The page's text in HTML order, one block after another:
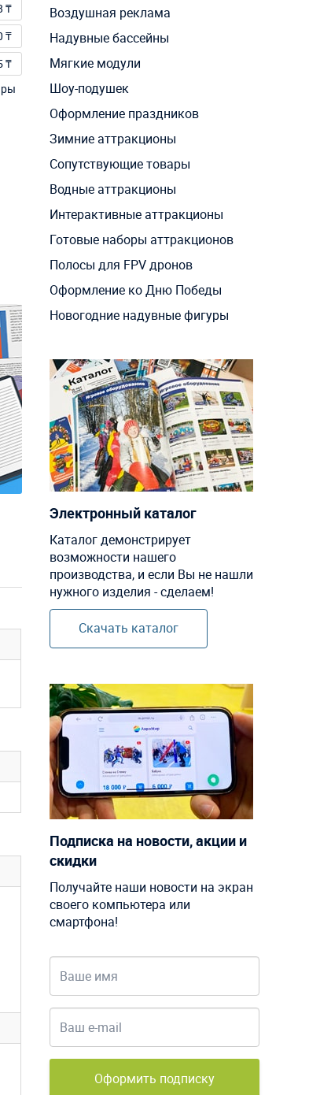
₸
₸
₸
Воздушная реклама
Надувные бассейны
Мягкие модули
Шоу-подушек
Оформление праздников
Зимние аттракционы
Сопутствующие товары
Водные аттракционы
Интерактивные аттракционы
Готовые наборы аттракционов
Полосы для FPV дронов
Оформление ко Дню Победы
Новогодние надувные фигуры
Электронный каталог
Каталог демонстрирует
возможности нашего
производства, и если Вы не нашли
нужного изделия - сделаем!
Скачать каталог
Подписка на новости, акции и
скидки
Получайте наши новости на экран
своего компьютера или
смартфона!
Оформить подписку